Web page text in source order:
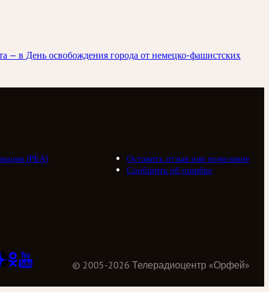
— в День освобождения города от немецко-фашистских
(РБА)
Оставить отзыв или пожелание
Сообщить об ошибке
© 2005-2026 Телерадиоцентр «Орфей»